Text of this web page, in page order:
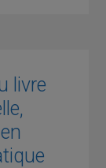
livre